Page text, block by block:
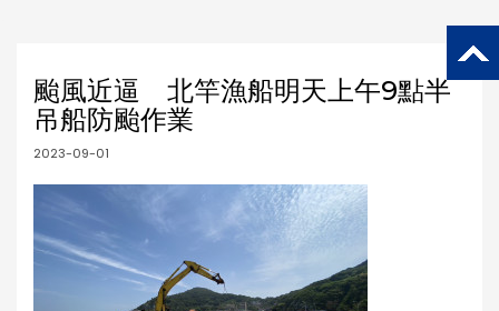
颱風近逼 北竿漁船明天上午9點半
吊船防颱作業
2023-09-01